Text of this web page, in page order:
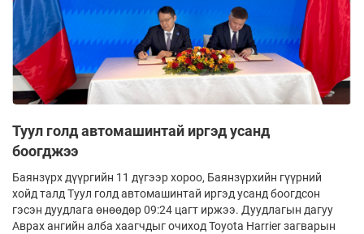
Туул голд автомашинтай иргэд усанд
боогджээ
Баянзүрх дүүргийн 11 дүгээр хороо, Баянзүрхийн гүүрний
хойд талд Туул голд автомашинтай иргэд усанд боогдсон
гэсэн дуудлага өнөөдөр 09:24 цагт иржээ. Дуудлагын дагуу
Аврах ангийн алба хаагчдыг очиход Toyota Harrier загварын